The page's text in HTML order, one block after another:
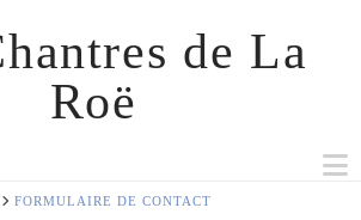
de La
Roë
FORMULAIRE DE CONTACT